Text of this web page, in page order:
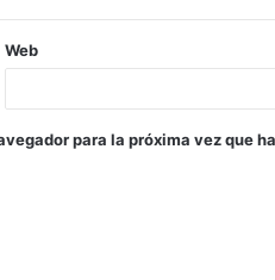
Web
para la próxima vez que